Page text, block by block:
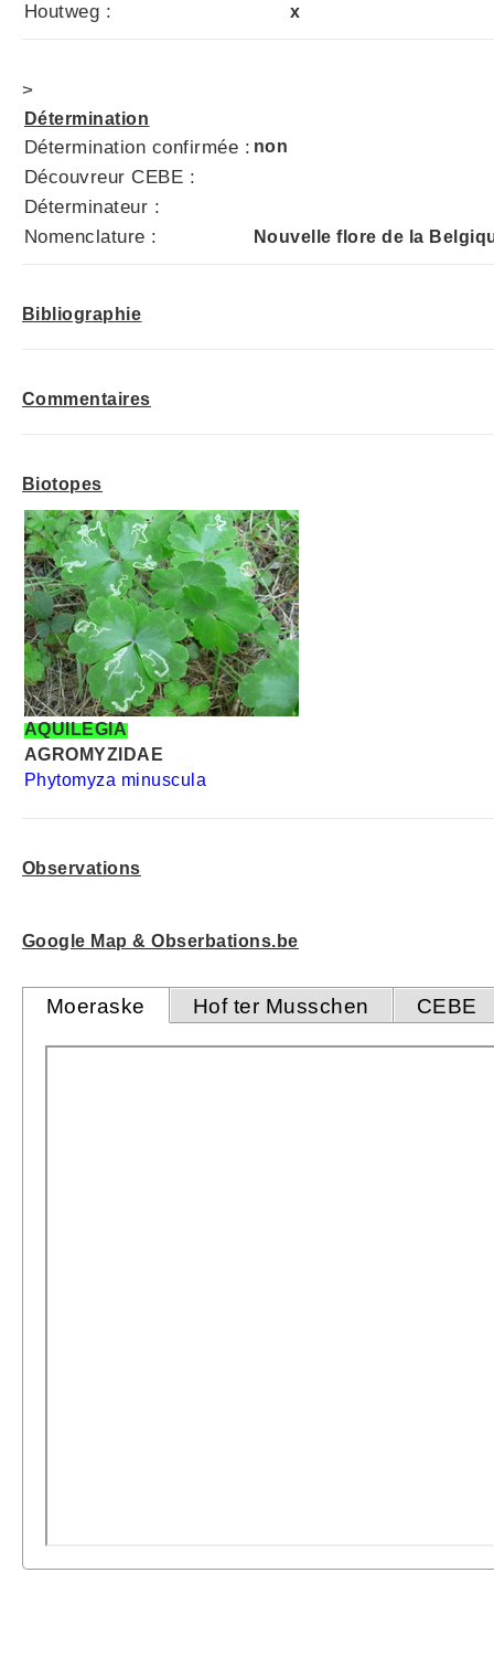
Houtweg :
x
>
Détermination
Détermination confirmée : non
Découvreur CEBE :
Déterminateur :
Nomenclature :
Nouvelle flore de la
Bibliographie
Commentaires
Biotopes
AQUILEGIA
AGROMYZIDAE
Phytomyza minuscula
Observations
Google Map & Obserbations.be
Moeraske Hof ter Musschen CEBE